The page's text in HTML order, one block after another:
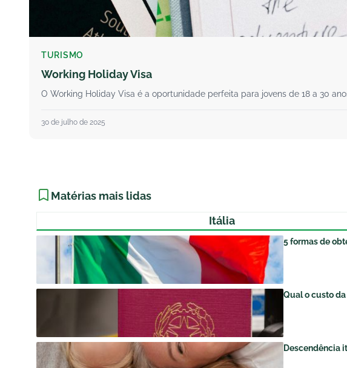
TURISMO
Working Holiday Visa
O Working Holiday Visa é a oportunidade perfeita para jovens de 18 a 30
30 de julho de 2025
Matérias mais lidas
Itália
5 formas de
Qual o custo
Descendência